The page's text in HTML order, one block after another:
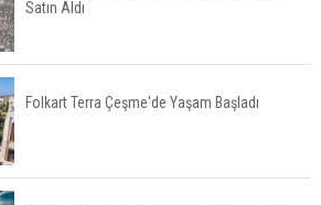
TOKİ'nin Kiralık Sosyal Konut Modeli Kiraları
Düşürür Mü?
İkinci El Konut Fiyatları İspanya'da Bir Yılda
Yüzde 16,2 Arttı
Satın Aldı
Folkart Terra Çeşme'de Yaşam Başladı